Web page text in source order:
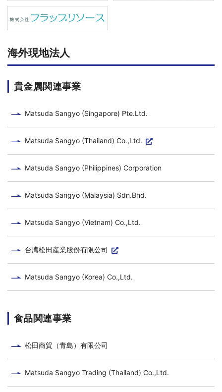
海外現地法人
貴金属関連事業
Matsuda Sangyo (Singapore) Pte.Ltd.
Matsuda Sangyo (Thailand) Co.,Ltd.
Matsuda Sangyo (Philippines) Corporation
Matsuda Sangyo (Malaysia) Sdn.Bhd.
Matsuda Sangyo (Vietnam) Co.,Ltd.
台湾松田産業股份有限公司
Matsuda Sangyo (Korea) Co.,Ltd.
食品関連事業
松田商貿（青島）有限公司
Matsuda Sangyo Trading (Thailand) Co.,Ltd.